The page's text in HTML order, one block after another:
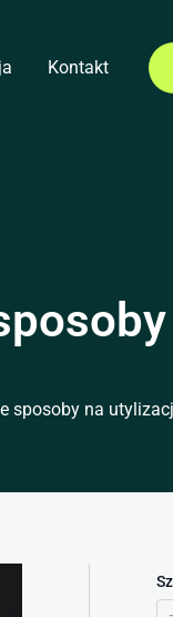
Kontakt
sposoby na